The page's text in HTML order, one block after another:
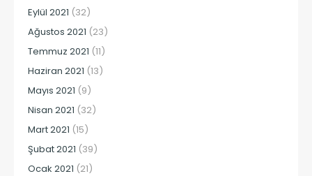
Eylül 2021 (32)
Ağustos 2021 (23)
Temmuz 2021 (11)
Haziran 2021 (13)
Mayıs 2021 (9)
Nisan 2021 (32)
Mart 2021 (15)
Şubat 2021 (39)
Ocak 2021 (21)